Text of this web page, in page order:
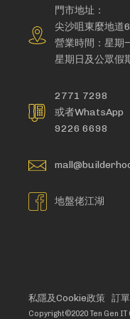
門市地址：
尖沙咀東麼地道
營業時間：星期
星期日及公眾假
2771 7298
或者WhatsApp
9226 6698
地盤佬江湖
私隱及Cookie政策 訂
Copyright©2020 Ten Gen